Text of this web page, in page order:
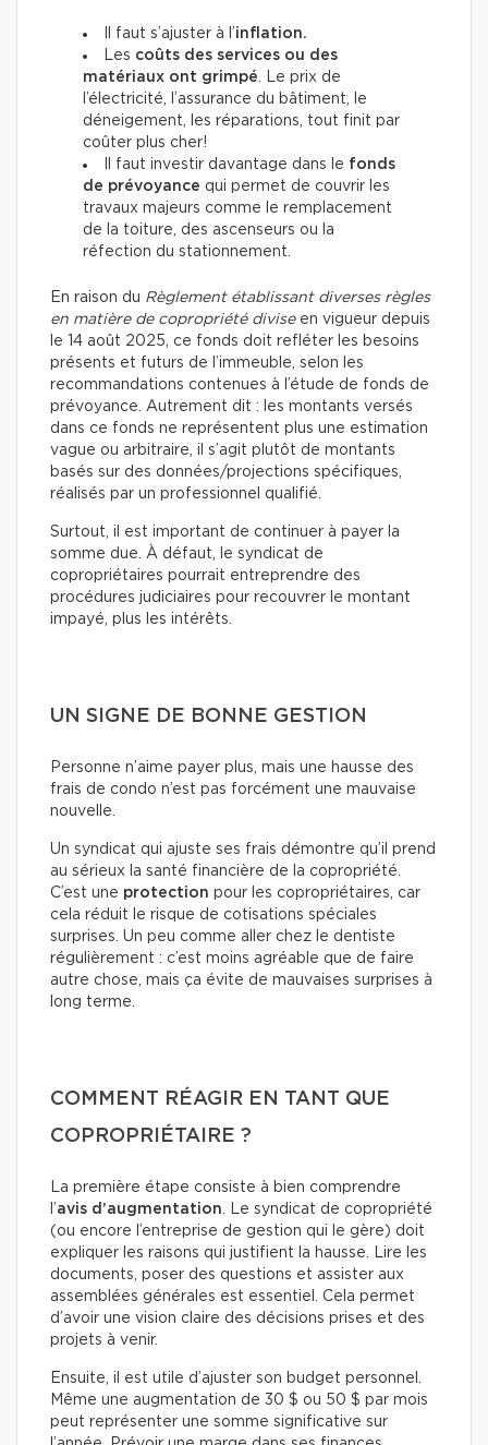
Il faut s’ajuster à l’inflation.
Les coûts des services ou des
matériaux ont grimpé. Le prix de
l’électricité, l’assurance du bâtiment, le
déneigement, les réparations, tout finit par
coûter plus cher!
Il faut investir davantage dans le fonds
de prévoyance qui permet de couvrir les
travaux majeurs comme le remplacement
de la toiture, des ascenseurs ou la
réfection du stationnement.
En raison du Règlement établissant diverses règles
en matière de copropriété diviseen vigueur depuis
le 14 août 2025, ce fonds doit refléter les besoins
présents et futurs de l’immeuble, selon les
recommandations contenues à l’étude de fonds de
prévoyance. Autrement dit : les montants versés
dans ce fonds ne représentent plus une estimation
vague ou arbitraire, il s’agit plutôt de montants
basés sur des données/projections spécifiques,
réalisés par un professionnel qualifié.
Surtout, il est important de continuer à payer la
somme due. À défaut, le syndicat de
copropriétaires pourrait entreprendre des
procédures judiciaires pour recouvrer le montant
impayé, plus les intérêts.
UN SIGNE DE BONNE GESTION
Personne n’aime payer plus, mais une hausse des
frais de condo n’est pas forcément une mauvaise
nouvelle.
Un syndicat qui ajuste ses frais démontre qu’il prend
au sérieux la santé financière de la copropriété.
C’est une protection pour les copropriétaires, car
cela réduit le risque de cotisations spéciales
surprises. Un peu comme aller chez le dentiste
régulièrement : c’est moins agréable que de faire
autre chose, mais ça évite de mauvaises surprises à
long terme.
COMMENT RÉAGIR EN TANT QUE
COPROPRIÉTAIRE ?
La première étape consiste à bien comprendre
l’avis d’augmentation. Le syndicat de copropriété
(ou encore l’entreprise de gestion qui le gère) doit
expliquer les raisons qui justifient la hausse. Lire les
documents, poser des questions et assister aux
assemblées générales est essentiel. Cela permet
d’avoir une vision claire des décisions prises et des
projets à venir.
Ensuite, il est utile d’ajuster son budget personnel.
Même une augmentation de 30 $ ou 50 $ par mois
peut représenter une somme significative sur